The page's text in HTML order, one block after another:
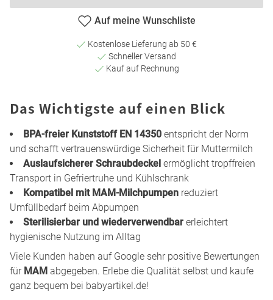
Auf meine Wunschliste
Kostenlose Lieferung ab 50 €
Schneller Versand
Kauf auf Rechnung
Das Wichtigste auf einen Blick
BPA-freier Kunststoff EN 14350 entspricht der Norm
und schafft vertrauenswürdige Sicherheit für Muttermilch
Auslaufsicherer Schraubdeckel ermöglicht tropffreien
Transport in Gefriertruhe und Kühlschrank
Kompatibel mit MAM-Milchpumpen reduziert
Umfüllbedarf beim Abpumpen
Sterilisierbar und wiederverwendbar erleichtert
hygienische Nutzung im Alltag
Viele Kunden haben auf Google sehr positive Bewertungen
für MAM abgegeben. Erlebe die Qualität selbst und kaufe
ganz bequem bei babyartikel.de!